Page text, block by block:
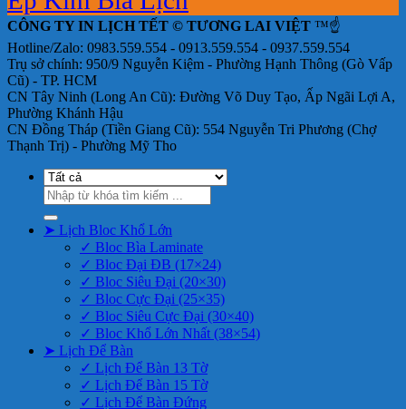
CÔNG TY IN LỊCH TẾT © TƯƠNG LAI VIỆT ™☝️
Hotline/Zalo: 0983.559.554 - 0913.559.554 - 0937.559.554
Trụ sở chính: 950/9 Nguyễn Kiệm - Phường Hạnh Thông (Gò Vấp
Cũ) - TP. HCM
CN Tây Ninh (Long An Cũ): Đường Võ Duy Tạo, Ấp Ngãi Lợi A,
Phường Khánh Hậu
CN Đồng Tháp (Tiền Giang Cũ): 554 Nguyễn Tri Phương (Chợ
Thạnh Trị) - Phường Mỹ Tho
Tìm
kiếm:
➤ Lịch Bloc Khổ Lớn
✓ Bloc Bìa Laminate
✓ Bloc Đại ĐB (17×24)
✓ Bloc Siêu Đại (20×30)
✓ Bloc Cực Đại (25×35)
✓ Bloc Siêu Cực Đại (30×40)
✓ Bloc Khổ Lớn Nhất (38×54)
➤ Lịch Để Bàn
✓ Lịch Để Bàn 13 Tờ
✓ Lịch Để Bàn 15 Tờ
✓ Lịch Để Bàn Đứng